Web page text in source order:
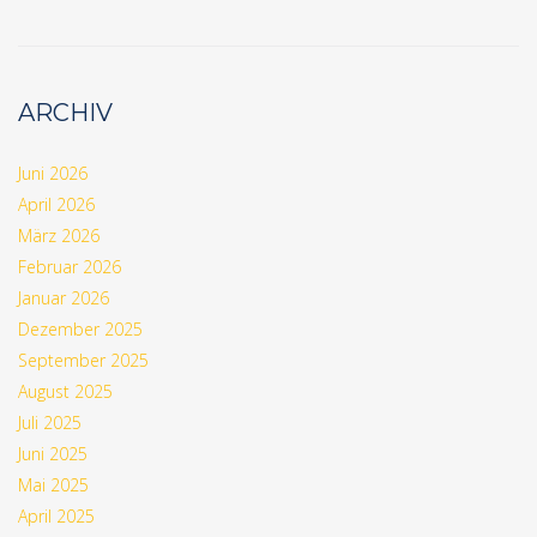
ARCHIV
Juni 2026
April 2026
März 2026
Februar 2026
Januar 2026
Dezember 2025
September 2025
August 2025
Juli 2025
Juni 2025
Mai 2025
April 2025